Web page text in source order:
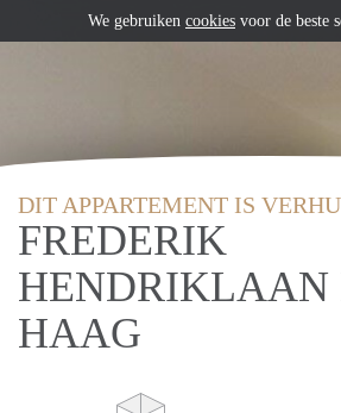
DIT APPARTEMENT IS
FREDERIK
HENDRIKLAAN
HAAG
We gebruiken cookies voor de beste